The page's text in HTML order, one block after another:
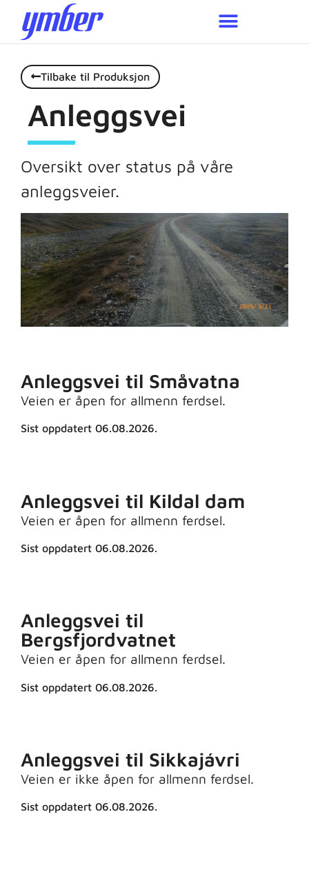
Tilbake til Produksjon
Anleggsvei
Oversikt over status på våre
anleggsveier.
Anleggsvei til Småvatna
Veien er åpen for allmenn ferdsel.
Sist oppdatert 06.08.2026.
Anleggsvei til Kildal dam
Veien er åpen for allmenn ferdsel.
Sist oppdatert 06.08.2026.
Anleggsvei til
Bergsfjordvatnet
Veien er åpen for allmenn ferdsel.
Sist oppdatert 06.08.2026.
Anleggsvei til Sikkajávri
Veien er ikke åpen for allmenn ferdsel.
Sist oppdatert 06.08.2026.